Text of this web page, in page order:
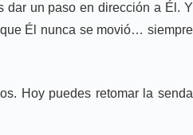
dar un paso en dirección a Él. Y
Él nunca se movió… siempre
Hoy puedes retomar la senda